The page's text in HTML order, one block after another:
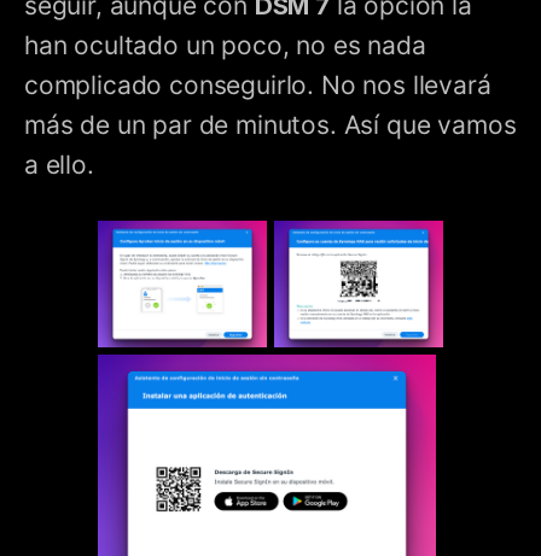
han ocultado un poco, no es nada
complicado conseguirlo. No nos llevará
más de un par de minutos. Así que vamos
a ello.